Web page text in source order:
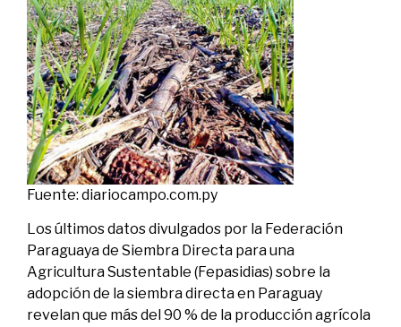
Fuente: diariocampo.com.py
Los últimos datos divulgados por la Federación
Paraguaya de Siembra Directa para una
Agricultura Sustentable (Fepasidias) sobre la
adopción de la siembra directa en Paraguay
revelan que más del 90 % de la producción agrícola